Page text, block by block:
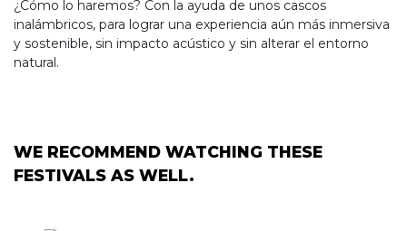
¿Cómo lo haremos? Con la ayuda de unos cascos
inalámbricos, para lograr una experiencia aún más inmersiva
y sostenible, sin impacto acústico y sin alterar el entorno
natural.
WE RECOMMEND WATCHING THESE
FESTIVALS AS WELL.